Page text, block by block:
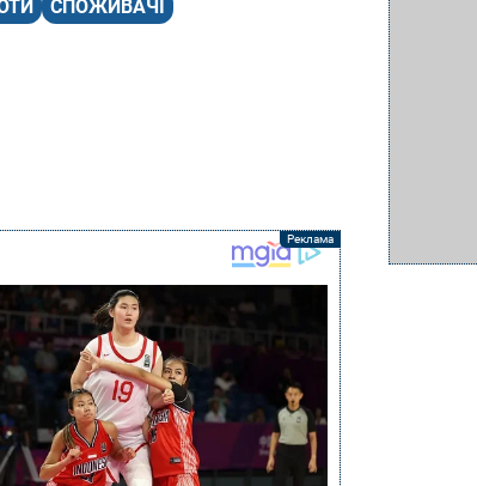
СПОЖИВАЧІ